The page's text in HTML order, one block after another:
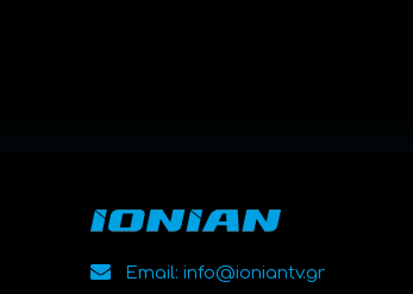
Email: info@ioniantv.gr